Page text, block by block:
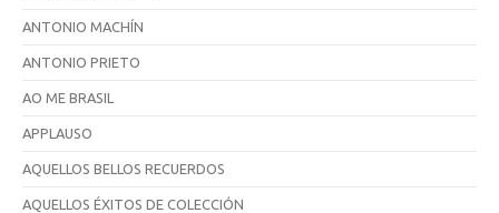
ANTONIO MACHÍN
ANTONIO PRIETO
AO ME BRASIL
APPLAUSO
AQUELLOS BELLOS RECUERDOS
AQUELLOS ÉXITOS DE COLECCIÓN